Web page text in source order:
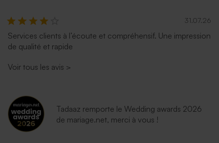
Enveloppe vert menthe
rectangulaire (14 x 12,5 cm)
Enveloppe fuchsia tendance
31.07.26
Services clients à l’écoute et compréhensif. Une impression
de qualité et rapide
Voir tous les avis >
Tadaaz remporte le Wedding awards 2026
de mariage.net, merci à vous !